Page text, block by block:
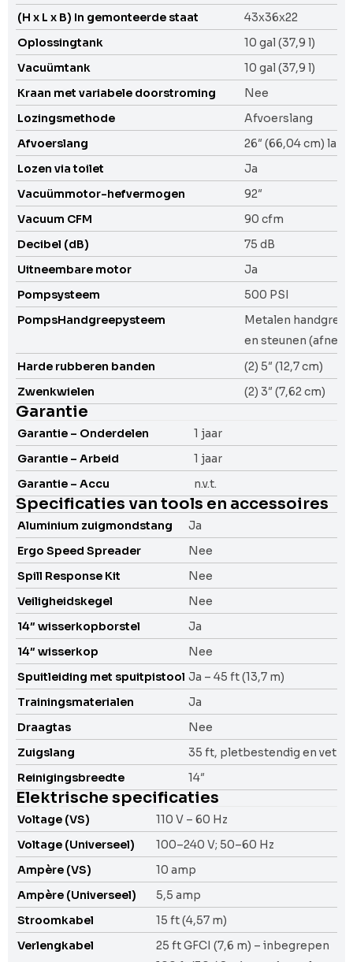
(H x L x B) In gemonteerde staat
43x36x22
Oplossingtank
10 gal (37,9 l)
Vacuümtank
10 gal (37,9 l)
Kraan met variabele doorstroming
Nee
Lozingsmethode
Afvoerslang
Afvoerslang
26″ (66,04 cm) lang
Lozen via toilet
Ja
Vacuümmotor-hefvermogen
92″
Vacuum CFM
90 cfm
Decibel (dB)
75 dB
Uitneembare motor
Ja
Pompsysteem
500 PSI
PompsHandgreepysteem
Metalen
en steunen
Harde rubberen banden
(2) 5″ (12,7 cm)
Zwenkwielen
(2) 3″ (7,62 cm)
Garantie
Garantie – Onderdelen
1 jaar
Garantie – Arbeid
1 jaar
Garantie – Accu
n.v.t.
Specificaties van tools en accessoires
Aluminium zuigmondstang
Ja
Ergo Speed Spreader
Nee
Spill Response Kit
Nee
Veiligheidskegel
Nee
14″ wisserkopborstel
Ja
14″ wisserkop
Nee
Spuitleiding met spuitpistool Ja – 45 ft (13,7 m)
Trainingsmaterialen
Ja
Draagtas
Nee
Zuigslang
35 ft, pletbestendig en
Reinigingsbreedte
14″
Elektrische specificaties
Voltage (VS)
110 V – 60 Hz
Voltage (Universeel)
100–240 V; 50–60 Hz
Ampère (VS)
10 amp
Ampère (Universeel)
5,5 amp
Stroomkabel
15 ft (4,57 m)
Verlengkabel
25 ft GFCI (7,6 m) – inbegrepen